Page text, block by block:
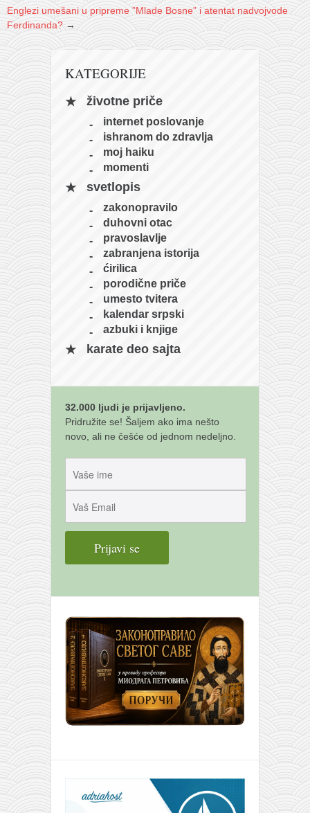
Englezi umešani u pripreme ”Mlade Bosne” i atentat nadvojvode
Ferdinanda? →
KATEGORIJE
životne priče
internet poslovanje
ishranom do zdravlja
moj haiku
momenti
svetlopis
zakonopravilo
duhovni otac
pravoslavlje
zabranjena istorija
ćirilica
porodične priče
umesto tvitera
kalendar srpski
azbuki i knjige
karate deo sajta
32.000 ljudi je prijavljeno.
Pridružite se! Šaljem ako ima nešto
novo, ali ne češće od jednom nedeljno.